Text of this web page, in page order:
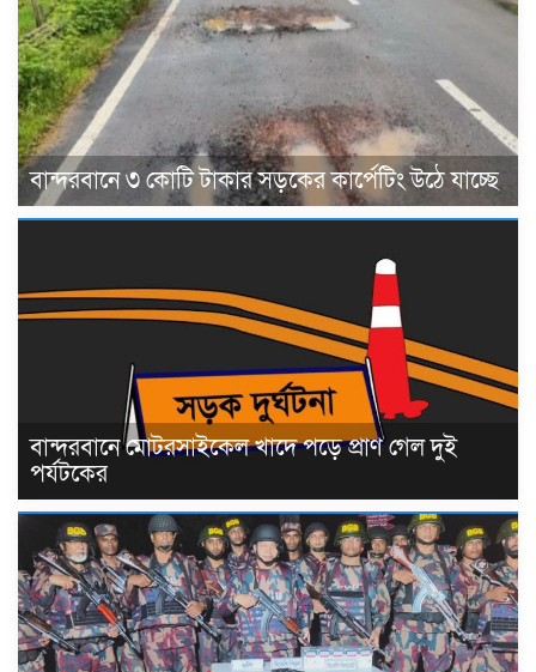
বান্দরবানে ৩ কোটি টাকার সড়কের কার্পেটিং উঠে যাচ্ছে
বান্দরবানে মোটরসাইকেল খাদে পড়ে প্রাণ গেল দুই
পর্যটকের